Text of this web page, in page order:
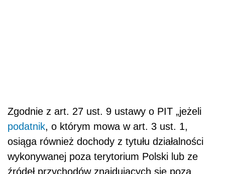
Zgodnie z art. 27 ust. 9 ustawy o PIT „jeżeli
podatnik, o którym mowa w art. 3 ust. 1,
osiąga również dochody z tytułu działalności
wykonywanej poza terytorium Polski lub ze
źródeł przychodów znajdujących się poza